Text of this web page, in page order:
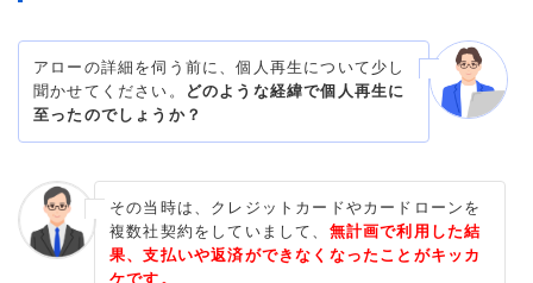
アローの詳細を伺う前に、個人再生について少し
聞かせてください。
どのような経緯で個人再生に
至ったのでしょうか？
その当時は、クレジットカードやカードローンを
複数社契約をしていまして、 無計画で利用した結
果、支払いや返済ができなくなったことがキッカ
ケです。